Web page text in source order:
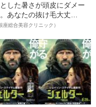
した暑さが頭皮にダメー
あなたの抜け毛大丈
座総合美容クリニック）